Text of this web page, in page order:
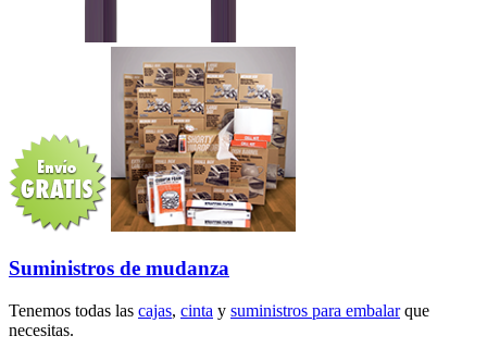
Suministros de mudanza
Tenemos todas las cajas, cinta y suministros para embalarque
necesitas.